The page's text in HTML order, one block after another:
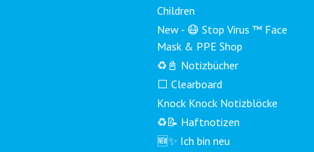
Children
New - 😷 Stop Virus ™ Face
Mask & PPE Shop
♻️📓 Notizbücher
⬜ Clearboard
Knock Knock Notizblöcke
♻️📝 Haftnotizen
🆕✨ Ich bin neu